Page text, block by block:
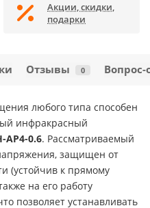
Акции, скидки,
подарки
Отзывы 0 Вопрос-
любого типа способен
инфракрасный
AP4-0.6. Рассматриваемый
защищен от
(устойчив к прямому
на его работу
позволяет устанавливать